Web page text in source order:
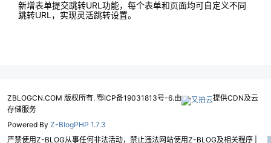
新增表单提交跳转URL功能，每个表单和页面均可自定义不同
跳转URL，实现灵活跳转设置。
ZBLOGCN.COM 版权所有. 鄂ICP备19031813号-6.由
提供CDN及云
存储服务
Powered By Z-BlogPHP 1.7.3
严禁使用Z-BLOG从事任何非法活动，禁止违法网站使用Z-BLOG及相关程序 |